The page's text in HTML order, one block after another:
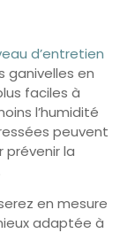
d’entretien
ganivelles en
faciles à
l’humidité
peuvent
prévenir la
en mesure
adaptée à